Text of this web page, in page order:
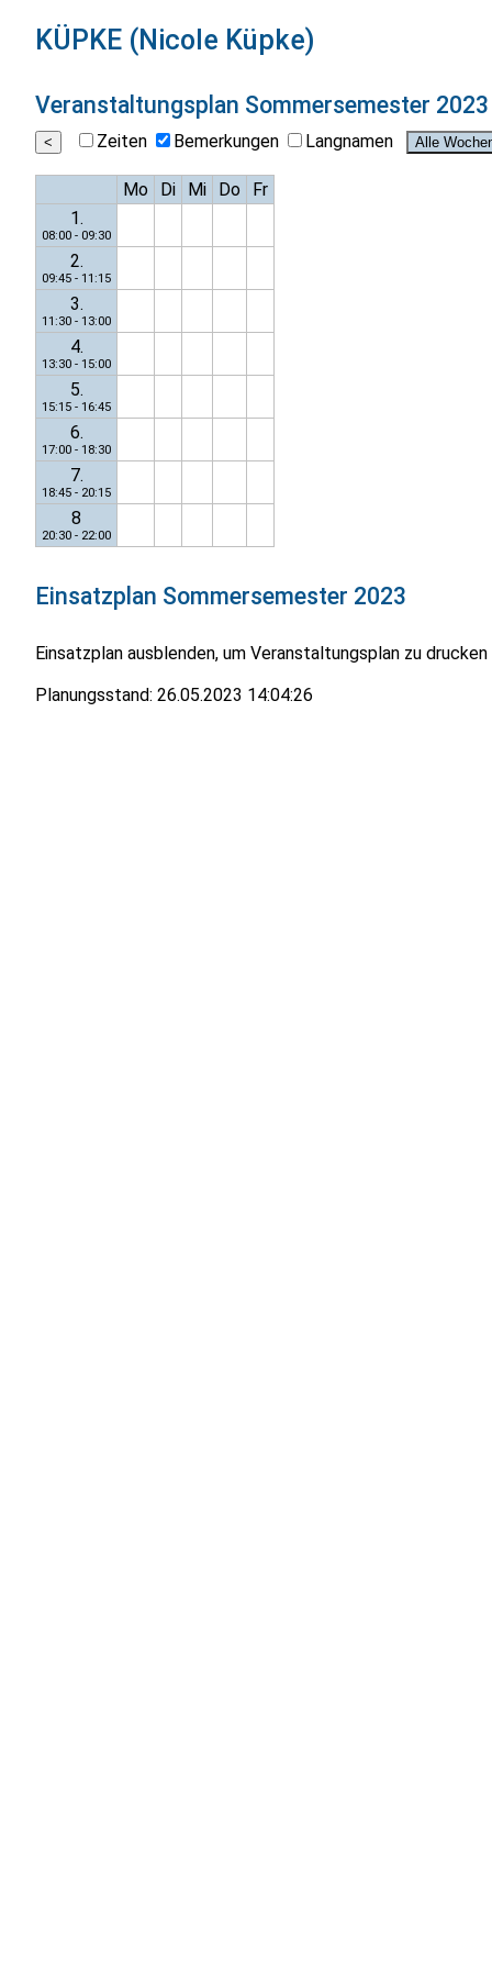
KÜPKE (Nicole Küpke)
Veranstaltungsplan Sommersemester 2023
Zeiten Bemerkungen Langnamen
Mo Di Mi Do
Fr
1.
08:00 - 09:30
2.
09:45 - 11:15
3.
11:30 - 13:00
4.
13:30 - 15:00
5.
15:15 - 16:45
6.
17:00 - 18:30
7.
18:45 - 20:15
8
20:30 - 22:00
Einsatzplan Sommersemester 2023
Einsatzplan ausblenden, um Veranstaltungsplan zu drucken
Planungsstand: 26.05.2023 14:04:26